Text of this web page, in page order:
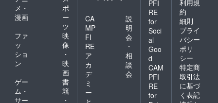
メ・
漫画
ポ
ー
ツ
ファ
ッ
ショ
ン
映
像
・
映
画
ゲー
ム・
サー
書
籍
・
CA
MP
FI
RE
ア
カ
デ
ミ
ー
説
明
会
・
相
談
会
PFI
RE
for
Soci
al
Goo
d
CAM
PFI
RE
for
利用規
約
細則
プライ
バシー
ポリ
シー
特定商
取引法
に基づ
く表記